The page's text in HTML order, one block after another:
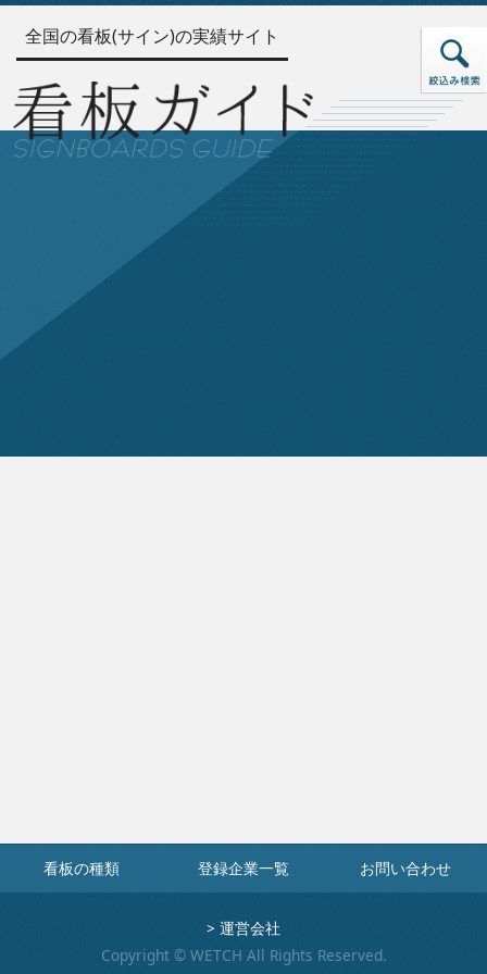
全国の看板(サイン)の実績サイト
看板の種類 登録企業一覧 お問い合わせ
> 運営会社
Copyright © WETCH All Rights Reserved.